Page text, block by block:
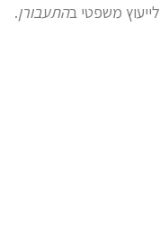
משפטי בהתעבורן.